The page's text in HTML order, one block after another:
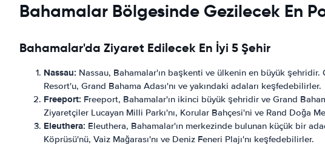
Bahamalar Bölgesinde Gezilecek En
Bahamalar'da Ziyaret Edilecek En İyi 5 Şehir
Nassau: Nassau, Bahamalar'ın başkenti ve ülkenin en büyük
Resort'u, Grand Bahama Adası'nı ve yakındaki adaları keşfedebilirler.
Freeport: Freeport, Bahamalar'ın ikinci büyük şehridir ve Grand
Ziyaretçiler Lucayan Milli Parkı'nı, Korular Bahçesi'ni ve Rand Doğa
Eleuthera: Eleuthera, Bahamalar'ın merkezinde bulunan küçük bir
Köprüsü'nü, Vaiz Mağarası'nı ve Deniz Feneri Plajı'nı keşfedebilirler.